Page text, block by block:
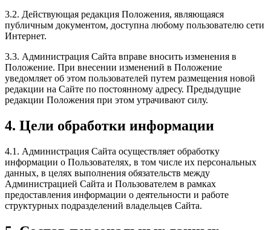
3.2. Действующая редакция Положения, являющаяся
публичным документом, доступна любому пользователю сети
Интернет.
3.3. Администрация Сайта вправе вносить изменения в
Положение. При внесении изменений в Положение
уведомляет об этом пользователей путем размещения новой
редакции на Сайте по постоянному адресу. Предыдущие
редакции Положения при этом утрачивают силу.
4. Цели обработки информации
4.1. Администрация Сайта осуществляет обработку
информации о Пользователях, в том числе их персональных
данных, в целях выполнения обязательств между
Администрацией Сайта и Пользователем в рамках
предоставления информации о деятельности и работе
структурных подразделений владельцев Сайта.